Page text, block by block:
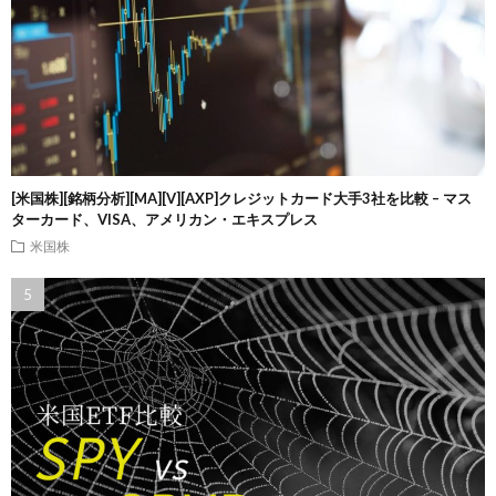
[米国株][銘柄分析][MA][V][AXP]クレジットカード大手3社を比較 – マス
ターカード、VISA、アメリカン・エキスプレス
米国株